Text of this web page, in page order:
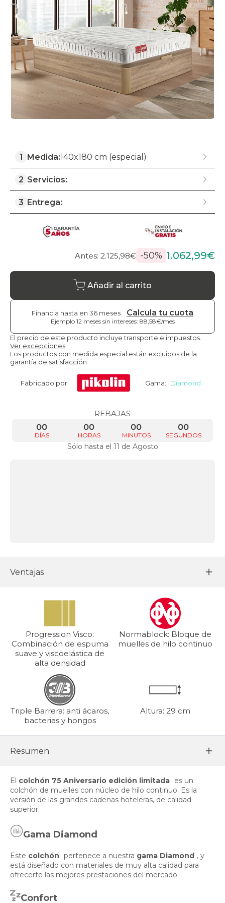
1 Medida:140x180 cm (especial)
2 Servicios:
3 Entrega:
Antes: 2.125,98€ -50% 1.062,99€
Añadir al carrito
Financia hasta en 36 meses Calcula tu cuota
Ejemplo 12 meses sin intereses: 88,58€/mes
El precio de este producto incluye transporte e impuestos.
Ver excepciones
Los productos con medida especial están excluidos de la
garantía de satisfacción
Fabricado por: Gama: Diamond
REBAJAS
DÍAS
00
HORAS
00
MINUTOS
00
SEGUNDOS
00
Sólo hasta el 11 de Agosto
Ventajas
Progression Visco:
Combinación de espuma
suave y viscoelástica de
alta densidad
Normablock: Bloque de
muelles de hilo continuo
Triple Barrera: anti ácaros,
bacterias y hongos
Altura: 29 cm
Resumen
El colchón 75 Aniversario edición limitada es un
colchón de muelles con núcleo de hilo continuo. Es la
versión de las grandes cadenas hoteleras, de calidad
superior.
Gama Diamond
Este colchón pertenece a nuestra gama Diamond , y
está diseñado con materiales de muy alta calidad para
ofrecerte las mejores prestaciones del mercado
Confort